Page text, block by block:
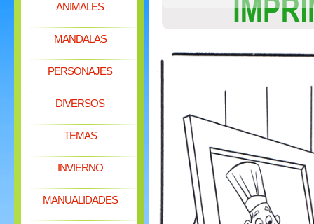
ANIMALES
MANDALAS
PERSONAJES
DIVERSOS
TEMAS
INVIERNO
MANUALIDADES